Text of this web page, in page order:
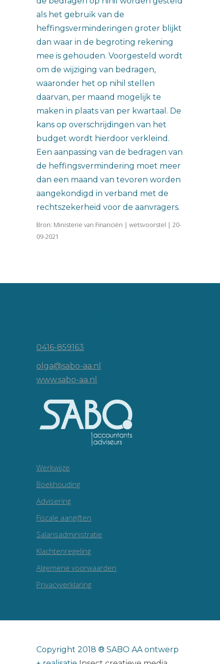
als het gebruik van de
heffingsverminderingen groter blijkt
dan waar in de begroting rekening
mee is gehouden. Voorgesteld wordt
om de wijziging van bedragen,
waaronder het op nihil stellen
daarvan, per maand mogelijk te
maken in plaats van per kwartaal. De
kans op overschrijdingen van het
budget wordt hierdoor verkleind.
Een aanpassing van de bedragen van
de heffingsvermindering moet meer
dan een maand van tevoren worden
aangekondigd in verband met de
rechtszekerheid voor de aanvragers.
Bron: Ministerie van Financiën | wetsvoorstel | 20-
09-2021
0416-859163
olga@sabo-aa.nl
www.sabo-aa.nl
Werkwijze
Boekhouding
Advisering
Fiscale aangiften
Salarisadministratie
Klachtenregeling
Algemene voorwaarden
Privacyverklaring
Copyright 2018 ® SABO AA ontwerp